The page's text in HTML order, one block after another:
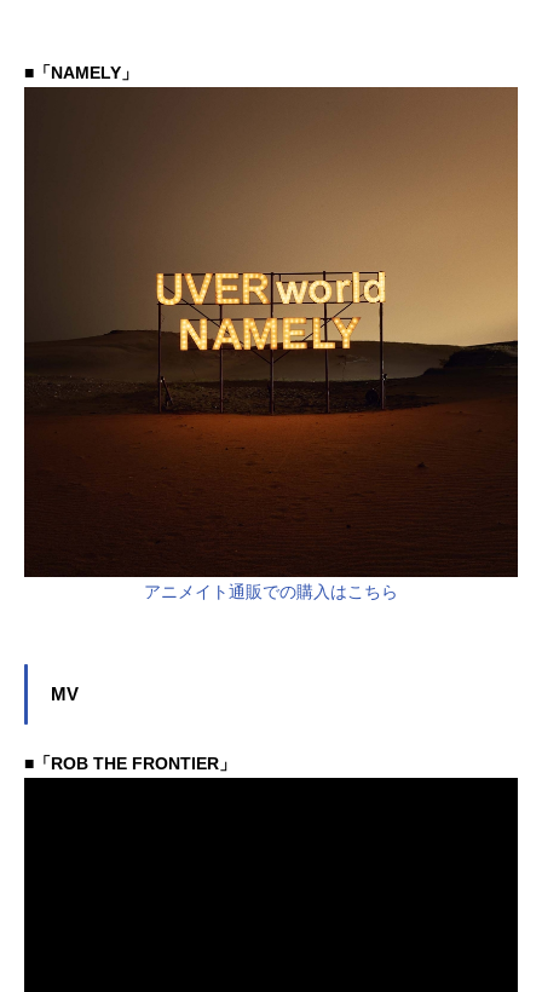
■「NAMELY」
アニメイト通販での購入はこちら
MV
■「ROB THE FRONTIER」